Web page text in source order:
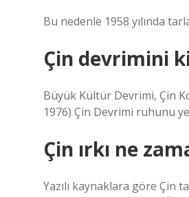
Bu nedenle 1958 yılında
Çin devrimini
Büyük Kültür Devrimi, Çin
1976) Çin Devrimi ruhunu
Çin ırkı ne
Yazılı kaynaklara göre Çin